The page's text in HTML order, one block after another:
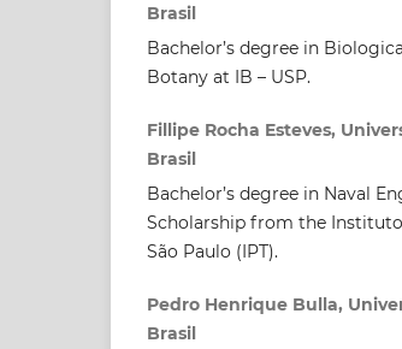
Brasil
Bachelor’s degree in
Botany at IB – USP.
Fillipe Rocha Esteves,
Brasil
Bachelor’s degree in Naval
Scholarship from the Instituto
São Paulo (IPT).
Pedro Henrique Bulla,
Brasil